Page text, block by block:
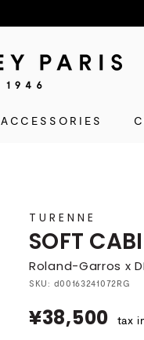
D
E
S
セ
ー)
公
式
シ
ョ
ACCESSORIES
TURENNE
SOFT
Roland-Garros x
SKU: d00163241072RG
¥38,500 tax